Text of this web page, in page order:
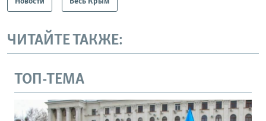
ЧИТАЙТЕ ТАКЖЕ:
ТОП-ТЕМА